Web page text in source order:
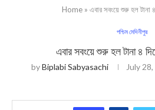
Home» এবার সবংয়ে শুরু হল টানা
পশ্চিম মেদিনীপুর
এবার সবংয়ে শুরু হল টানা ৪
byBiplabi Sabyasachi July